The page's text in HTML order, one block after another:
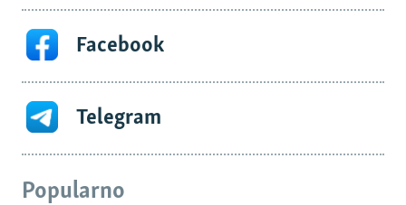
Facebook
Telegram
Popularno